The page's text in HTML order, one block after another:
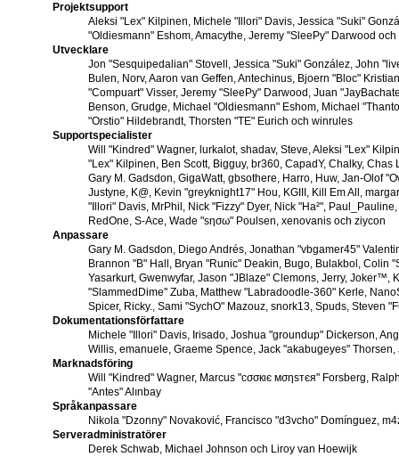
Projektsupport
Aleksi "Lex" Kilpinen, Michele "Illori" Davis, Jessica "Suki"
"Oldiesmann" Eshom, Amacythe, Jeremy "SleePy" Darwood
Utvecklare
Jon "Sesquipedalian" Stovell, Jessica "Suki" González, John
Bulen, Norv, Aaron van Geffen, Antechinus, Bjoern "Bloc"
"Compuart" Visser, Jeremy "SleePy" Darwood, Juan
Benson, Grudge, Michael "Oldiesmann" Eshom, Michael
"Orstio" Hildebrandt, Thorsten "TE" Eurich och winrules
Supportspecialister
Will "Kindred" Wagner, lurkalot, shadav, Steve, Aleksi "Lex"
"Lex" Kilpinen, Ben Scott, Bigguy, br360, CapadY, Chalky,
Gary M. Gadsdon, GigaWatt, gbsothere, Harro, Huw, Jan-Olof
Justyne, K@, Kevin "greyknight17" Hou, KGIII, Kill Em All,
"Illori" Davis, MrPhil, Nick "Fizzy" Dyer, Nick "Ha²",
RedOne, S-Ace, Wade "sησω" Poulsen, xenovanis och ziycon
Anpassare
Gary M. Gadsdon, Diego Andrés, Jonathan "vbgamer45"
Brannon "B" Hall, Bryan "Runic" Deakin, Bugo, Bulakbol, Colin
Yasarkurt, Gwenwyfar, Jason "JBlaze" Clemons, Jerry, Joker™,
"SlammedDime" Zuba, Matthew "Labradoodle-360" Kerle,
Spicer, Ricky., Sami "SychO" Mazouz, snork13, Spuds, Steven
Dokumentationsförfattare
Michele "Illori" Davis, Irisado, Joshua "groundup" Dickerson,
Willis, emanuele, Graeme Spence, Jack "akabugeyes"
Marknadsföring
Will "Kindred" Wagner, Marcus "cσσкιє мσηѕтєя" Forsberg,
"Antes" Alınbay
Språkanpassare
Nikola "Dzonny" Novaković, Francisco "d3vcho" Domínguez,
Serveradministratörer
Derek Schwab, Michael Johnson och Liroy van Hoewijk